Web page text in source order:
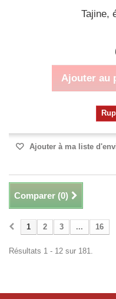
Tajine,
Ajouter au
Ajouter à ma liste
Comparer (0)
1 2 3 ... 16
Résultats 1 - 12 sur 181.